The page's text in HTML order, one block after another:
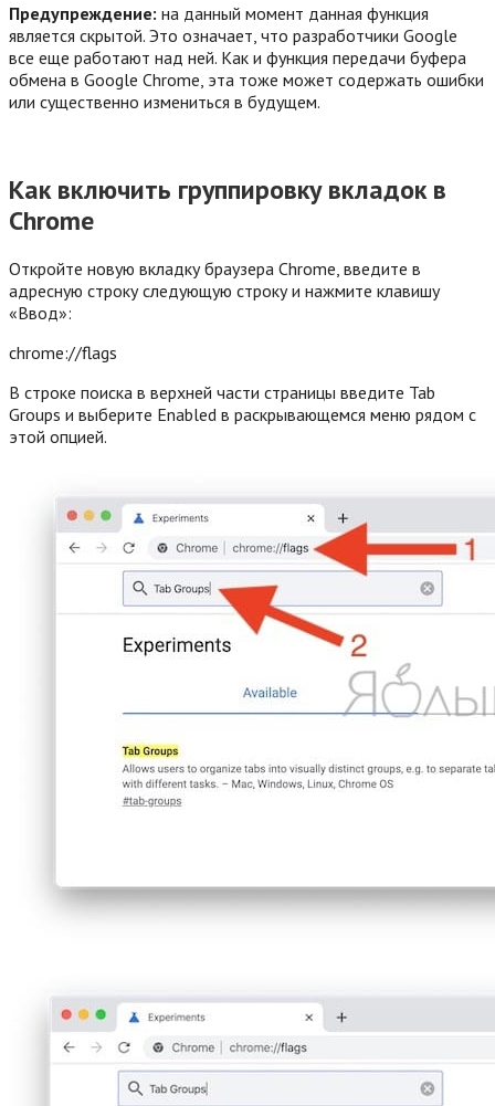
Предупреждение: на данный момент данная функция
является скрытой. Это означает, что разработчики Google
все еще работают над ней. Как и функция передачи буфера
обмена в Google Chrome, эта тоже может содержать ошибки
или существенно измениться в будущем.
Как включить группировку вкладок в
Chrome
Откройте новую вкладку браузера Chrome, введите в
адресную строку следующую строку и нажмите клавишу
«Ввод»:
chrome://flags
В строке поиска в верхней части страницы введите Tab
Groups и выберите Enabled в раскрывающемся меню рядом с
этой опцией.